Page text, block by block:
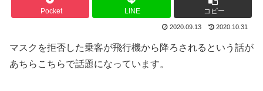
Pocket LINE コピー
2020.09.13 2020.10.31
マスクを拒否した乗客が飛行機から降ろされるという話が
あちらこちらで話題になっています。